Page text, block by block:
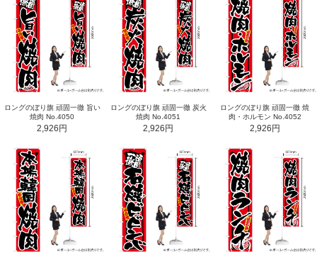
ロングのぼり旗 頑固一徹 旨い
焼肉 No.4050
2,926円
ロングのぼり旗 頑固一徹 炭火
焼肉 No.4051
2,926円
ロングのぼり旗 頑固一徹 焼
肉・ホルモン No.4052
2,926円